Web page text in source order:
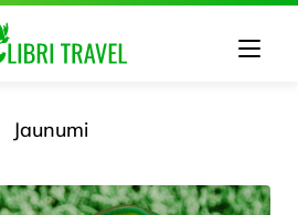
Jaunumi